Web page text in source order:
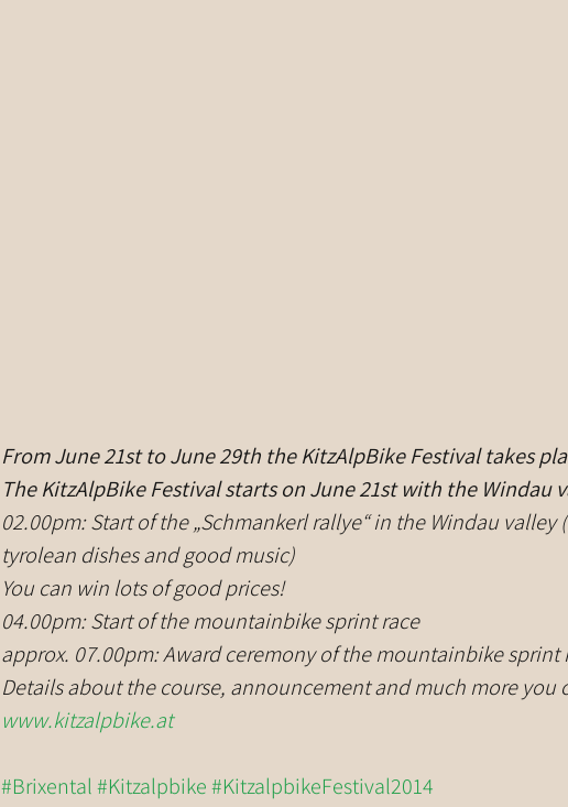
From June 21st to June 29th the KitzAlpBike Festival takes
The KitzAlpBike Festival starts on June 21st with the Windau
02.00pm: Start of the „Schmankerl rallye“ in the Windau
tyrolean dishes and good music)
You can win lots of good prices!
04.00pm: Start of the mountainbike sprint race
approx. 07.00pm: Award ceremony of the mountainbike sprint
Details about the course, announcement and much more you
www.kitzalpbike.at
#Brixental#Kitzalpbike#KitzalpbikeFestival2014